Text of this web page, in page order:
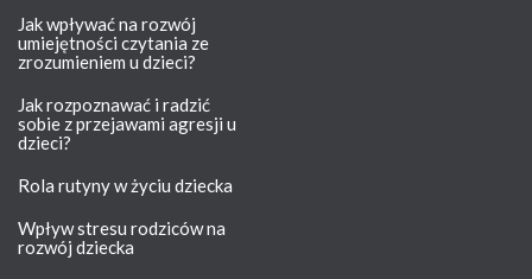
Jak wpływać na rozwój
umiejętności czytania ze
zrozumieniem u dzieci?
Jak rozpoznawać i radzić
sobie z przejawami agresji u
dzieci?
Rola rutyny w życiu dziecka
Wpływ stresu rodziców na
rozwój dziecka